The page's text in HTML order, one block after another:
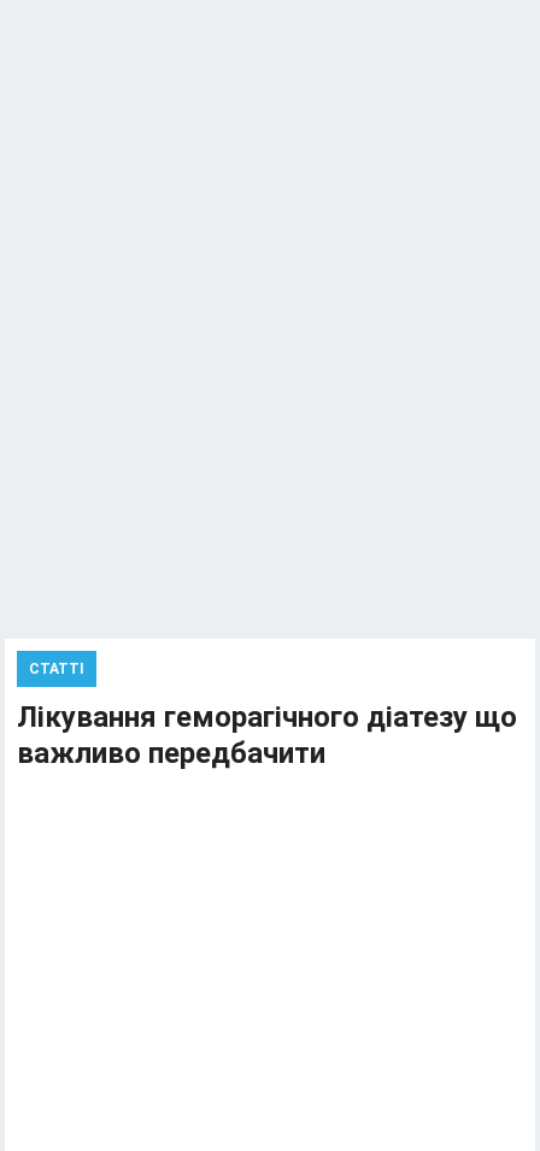
СТАТТІ
Лікування геморагічного діатезу що
важливо передбачити